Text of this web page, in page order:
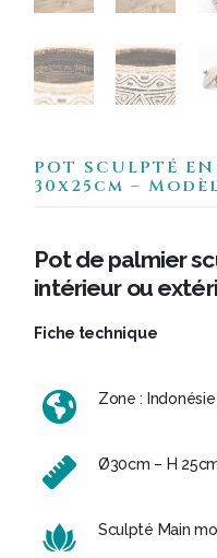
POT SCULPTÉ
30x25cm –
Pot de palmier
intérieur ou
Fiche technique
Zone :
Ø30cm – H
Sculpté Main